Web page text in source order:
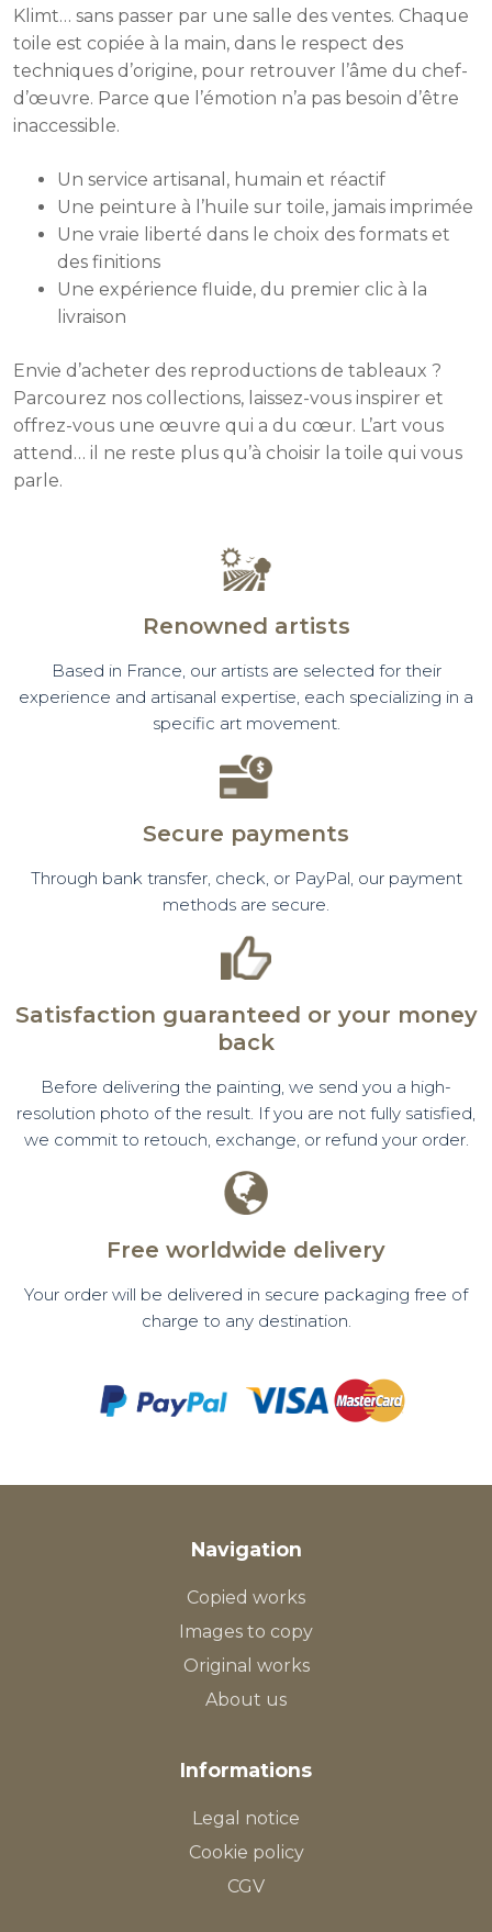
Klimt… sans passer par une salle des ventes. Chaque
toile est copiée à la main, dans le respect des
techniques d’origine, pour retrouver l’âme du chef-
d’œuvre. Parce que l’émotion n’a pas besoin d’être
inaccessible.
Un service artisanal, humain et réactif
Une peinture à l’huile sur toile, jamais imprimée
Une vraie liberté dans le choix des formats et
des finitions
Une expérience fluide, du premier clic à la
livraison
Envie d’acheter des reproductions de tableaux ?
Parcourez nos collections, laissez-vous inspirer et
offrez-vous une œuvre qui a du cœur. L’art vous
attend… il ne reste plus qu’à choisir la toile qui vous
parle.
Renowned artists
Based in France, our artists are selected for their
experience and artisanal expertise, each specializing in a
specific art movement.
Secure payments
Through bank transfer, check, or PayPal, our payment
methods are secure.
Satisfaction guaranteed or your money
back
Before delivering the painting, we send you a high-
resolution photo of the result. If you are not fully satisfied,
we commit to retouch, exchange, or refund your order.
Free worldwide delivery
Your order will be delivered in secure packaging free of
charge to any destination.
Navigation
Copied works
Images to copy
Original works
About us
Informations
Legal notice
Cookie policy
CGV